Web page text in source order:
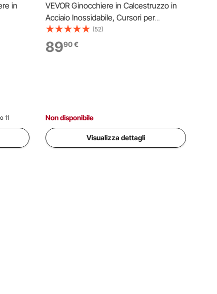
in
11
VEVOR Ginocchiere in Calcestruzzo in
Acciaio Inossidabile, Cursori per
Calcestruzzo 747 mm x 255 mm,
Ginocchiere in Calcestruzzo Cursori
Mobili, per Tavole per Finitura in
(52)
8990€
Non disponibile
Visualizza dettagli